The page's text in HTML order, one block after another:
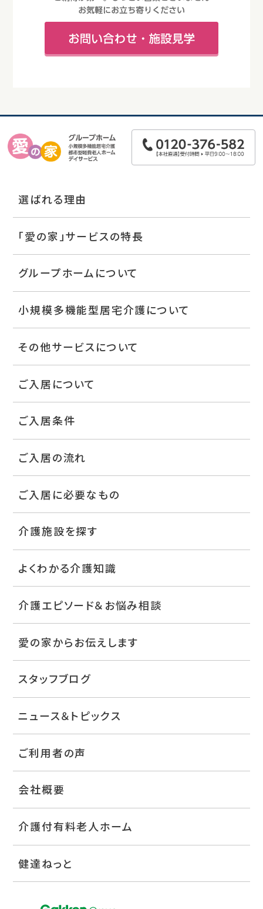
選ばれる理由
「愛の家」サービスの特長
グループホームについて
小規模多機能型居宅介護について
その他サービスについて
ご入居について
ご入居条件
ご入居の流れ
ご入居に必要なもの
介護施設を探す
よくわかる介護知識
介護エピソード＆お悩み相談
愛の家からお伝えします
スタッフブログ
ニュース＆トピックス
ご利用者の声
会社概要
介護付有料老人ホーム
健達ねっと